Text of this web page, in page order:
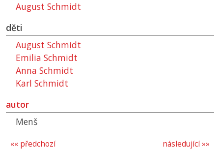
August Schmidt
děti
August Schmidt
Emilia Schmidt
Anna Schmidt
Karl Schmidt
autor
Menš
následující »»
«« předchozí